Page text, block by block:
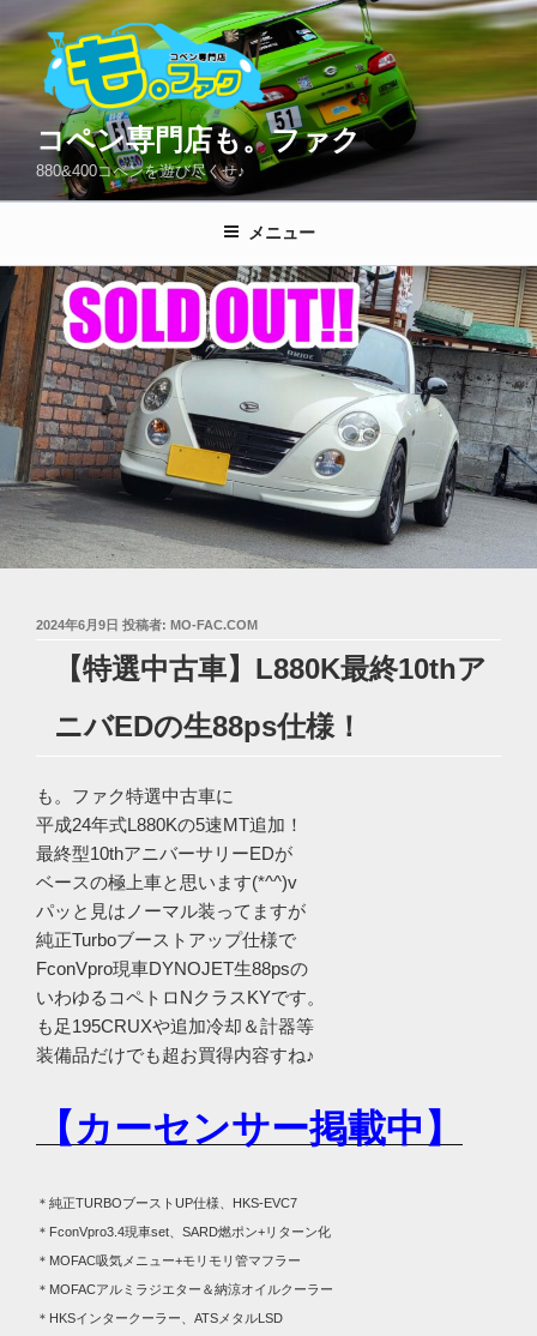
ン
テ
ン
プ
コペン専門店も。ファク
880&400コペンを遊び尽くせ♪
メニュー
投
2024年6月9日 投稿者: MO-FAC.COM
【特選中古車】L880K最終10thア
ニバEDの生88ps仕様！
も。ファク特選中古車に
平成24年式L880Kの5速MT追加！
最終型10thアニバーサリーEDが
ベースの極上車と思います(*^^)v
パッと見はノーマル装ってますが
純正Turboブーストアップ仕様で
FconVpro現車DYNOJET生88psの
いわゆるコペトロNクラスKYです。
も足195CRUXや追加冷却＆計器等
装備品だけでも超お買得内容すね♪
【カーセンサー掲載中】
＊純正TURBOブーストUP仕様、HKS-EVC7
＊FconVpro3.4現車set、SARD燃ポン+リターン化
＊MOFAC吸気メニュー+モリモリ管マフラー
＊MOFACアルミラジエター＆納涼オイルクーラー
＊HKSインタークーラー、ATSメタルLSD